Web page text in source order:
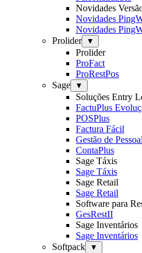
Novidades
Novidades
Novidades
Prolider
▼
Prolider
ProFact
ProRestPos
Sage
▼
Soluções Entry
FactuPlus
POSPlus
Factura Fácil
Gestão de Pessoal
ContaPlus
Sage Táxis
Sage Táxis
Sage Retail
Sage Retail
Software para
GesRestII
Sage Inventários
Sage Inventários
Softpack
▼